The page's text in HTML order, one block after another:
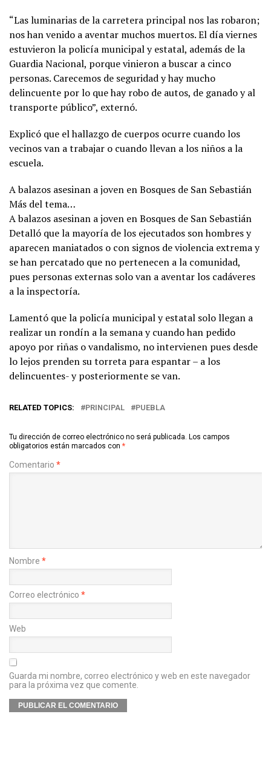
“Las luminarias de la carretera principal nos las robaron;
nos han venido a aventar muchos muertos. El día viernes
estuvieron la policía municipal y estatal, además de la
Guardia Nacional, porque vinieron a buscar a cinco
personas. Carecemos de seguridad y hay mucho
delincuente por lo que hay robo de autos, de ganado y al
transporte público”, externó.
Explicó que el hallazgo de cuerpos ocurre cuando los
vecinos van a trabajar o cuando llevan a los niños a la
escuela.
A balazos asesinan a joven en Bosques de San Sebastián
Más del tema…
A balazos asesinan a joven en Bosques de San Sebastián
Detalló que la mayoría de los ejecutados son hombres y
aparecen maniatados o con signos de violencia extrema y
se han percatado que no pertenecen a la comunidad,
pues personas externas solo van a aventar los cadáveres
a la inspectoría.
Lamentó que la policía municipal y estatal solo llegan a
realizar un rondín a la semana y cuando han pedido
apoyo por riñas o vandalismo, no intervienen pues desde
lo lejos prenden su torreta para espantar – a los
delincuentes- y posteriormente se van.
RELATED TOPICS: PRINCIPAL PUEBLA
Tu dirección de correo electrónico no será publicada. Los campos
obligatorios están marcados con *
Comentario *
Nombre *
Correo electrónico *
Web
Guarda mi nombre, correo electrónico y web en este navegador
para la próxima vez que comente.